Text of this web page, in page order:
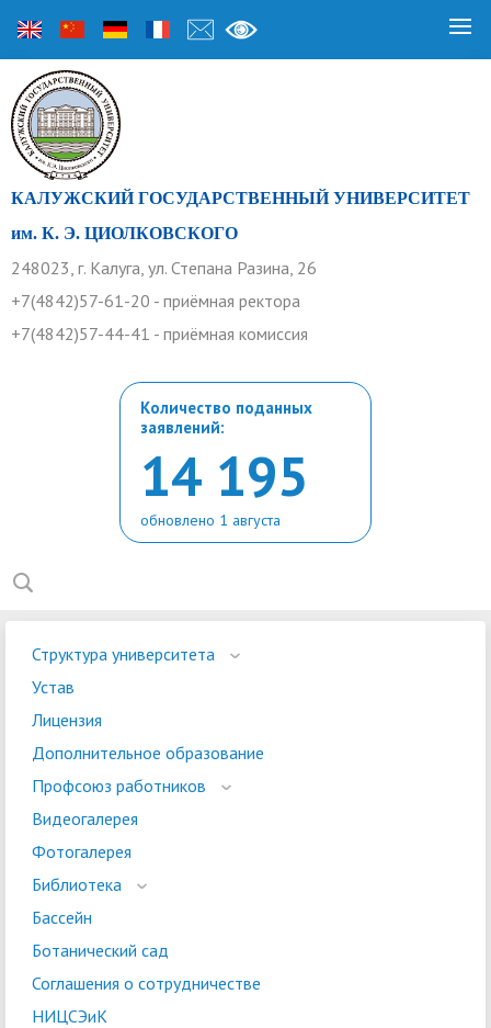
КАЛУЖСКИЙ ГОСУДАРСТВЕННЫЙ УНИВЕРСИТЕТ
им. К. Э. ЦИОЛКОВСКОГО
248023, г. Калуга, ул. Степана Разина, 26
+7(4842)57-61-20 - приёмная ректора
+7(4842)57-44-41 - приёмная комиссия
Количество поданных
заявлений:
14 195
обновлено 1 августа
Структура университета
Устав
Лицензия
Дополнительное образование
Профсоюз работников
Видеогалерея
Фотогалерея
Библиотека
Бассейн
Ботанический сад
Соглашения о сотрудничестве
НИЦСЭиК